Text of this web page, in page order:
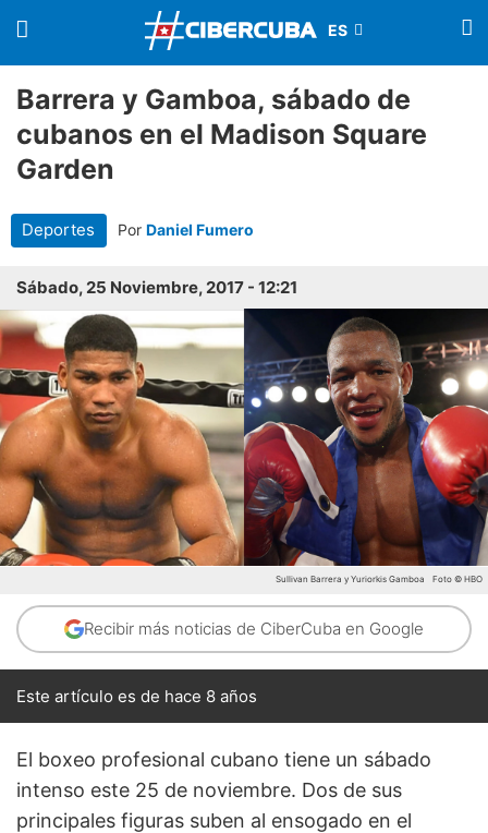
Barrera y Gamboa, sábado de
cubanos en el Madison Square
Garden
Deportes Por Daniel Fumero
Sábado, 25 Noviembre, 2017 - 12:21
Sullivan Barrera y Yuriorkis Gamboa Foto © HBO
Recibir más noticias de CiberCuba en Google
Este artículo es de hace 8 años
El boxeo profesional cubano tiene un sábado
intenso este 25 de noviembre. Dos de sus
principales figuras suben al ensogado en el